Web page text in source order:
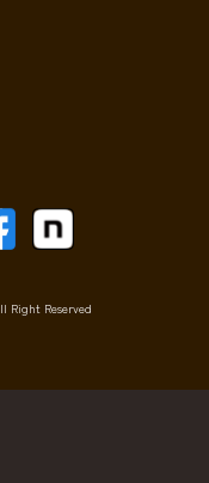
Right Reserved